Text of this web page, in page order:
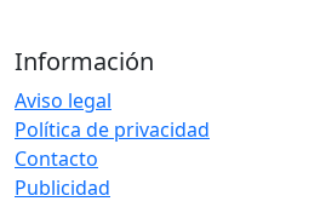
Información
Aviso legal
Política de privacidad
Contacto
Publicidad